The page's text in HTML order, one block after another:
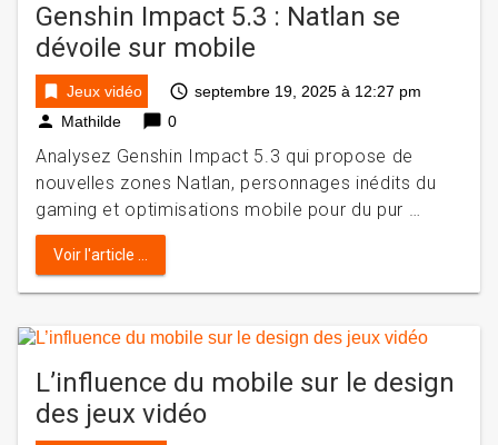
Genshin Impact 5.3 : Natlan se
dévoile sur mobile
bookmark Jeux vidéo access_time septembre 19, 2025 à 12:27 pm
person Mathilde chat_bubble 0
Analysez Genshin Impact 5.3 qui propose de
nouvelles zones Natlan, personnages inédits du
gaming et optimisations mobile pour du pur …
Voir l'article ...
L’influence du mobile sur le design
des jeux vidéo